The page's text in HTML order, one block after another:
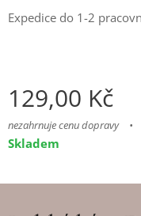
Expedice do 1-2
129,00 Kč
nezahrnuje cenu dopravy
Skladem